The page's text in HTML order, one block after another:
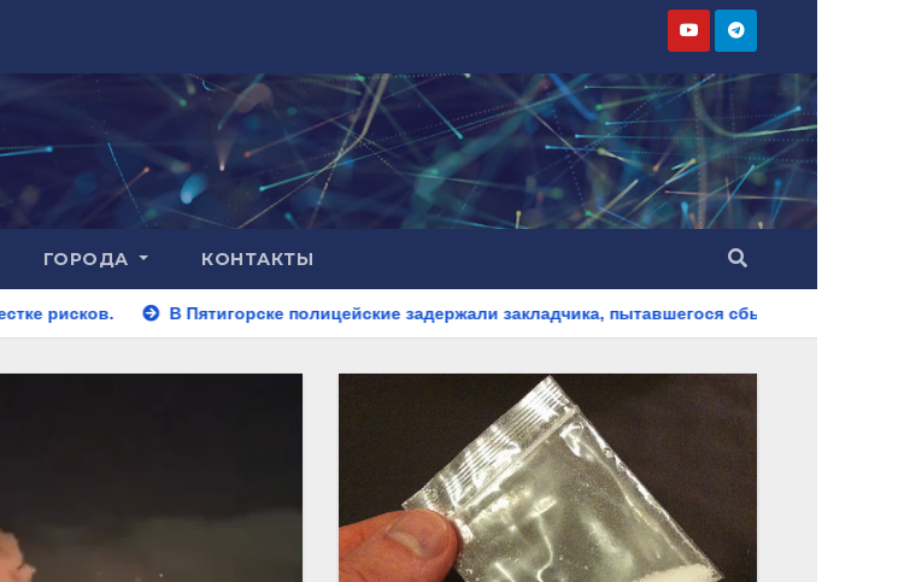
ГОРОДА КОНТАКТЫ
В Пятигорске полицейские задержали закладчика, пытавшегося сбыть партию синтетического